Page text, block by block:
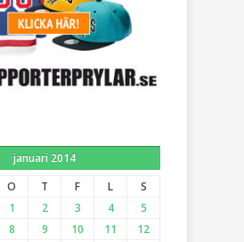
januari 2014
O T F L
S
1
2 3 4
5
8 9 10 11
12